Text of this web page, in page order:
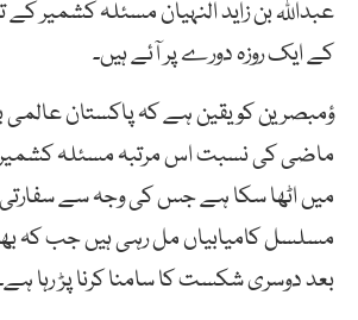
عبداللہ بن زاید النہیان مسئلہ کشمیر
کے ایک روزہ دورے پر آئے ہیں۔
ؤمبصرین کو یقین ہے کہ پاکستان
ماضی کی نسبت اس مرتبہ مسئلہ کشمیر
میں اٹھا سکا ہے جس کی وجہ سے
مسلسل کامیابیاں مل رہی ہیں جب کہ
بعد دوسری شکست کا سامنا کرنا پڑ رہا